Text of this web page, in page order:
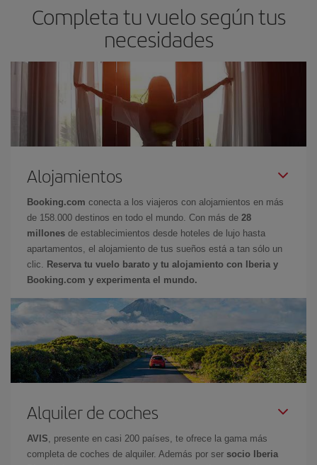
Completa tu vuelo según tus
necesidades
Alojamientos
Booking.com conecta a los viajeros con alojamientos en más
de 158.000 destinos en todo el mundo. Con más de 28
millones de establecimientos desde hoteles de lujo hasta
apartamentos, el alojamiento de tus sueños está a tan sólo un
clic.
Reserva tu vuelo barato y tu alojamiento con Iberia y
Booking.com y experimenta el mundo.
Alquiler de coches
AVIS , presente en casi 200 países, te ofrece la gama más
completa de coches de alquiler. Además por ser socio Iberia